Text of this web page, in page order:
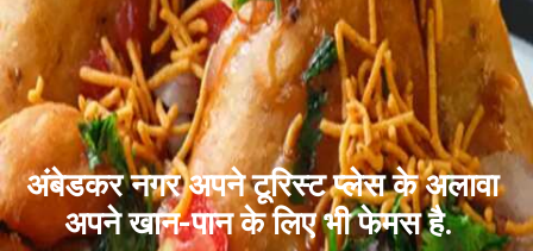
अंबेडकर नगर अपने टूरिस्ट प्लेस के अलावा
अपने खान-पान के लिए भी फेमस है.